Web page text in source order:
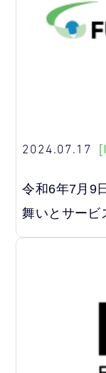
2024.07.17
令和6年7月9
舞いとサービ